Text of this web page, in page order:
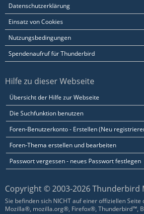
Datenschutzerklärung
Einsatz von Cookies
Nutzungsbedingungen
Spendenaufruf für Thunderbird
Hilfe zu dieser Webseite
Übersicht der Hilfe zur Webseite
Die Suchfunktion benutzen
Foren-Benutzerkonto - Erstellen (Neu
Foren-Thema erstellen und bearbeiten
Passwort vergessen - neues Passwort festlegen
Copyright © 2003-2026 Thunderbird
Sie befinden sich NICHT auf einer offiziellen
Mozilla®, mozilla.org®, Firefox®, Thunderbird™,